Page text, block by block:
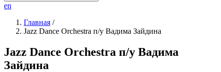
en
Главная /
Jazz Dance Orchestra п/у Вадима Зайдина
Jazz Dance Orchestra п/у Вадима
Зайдина